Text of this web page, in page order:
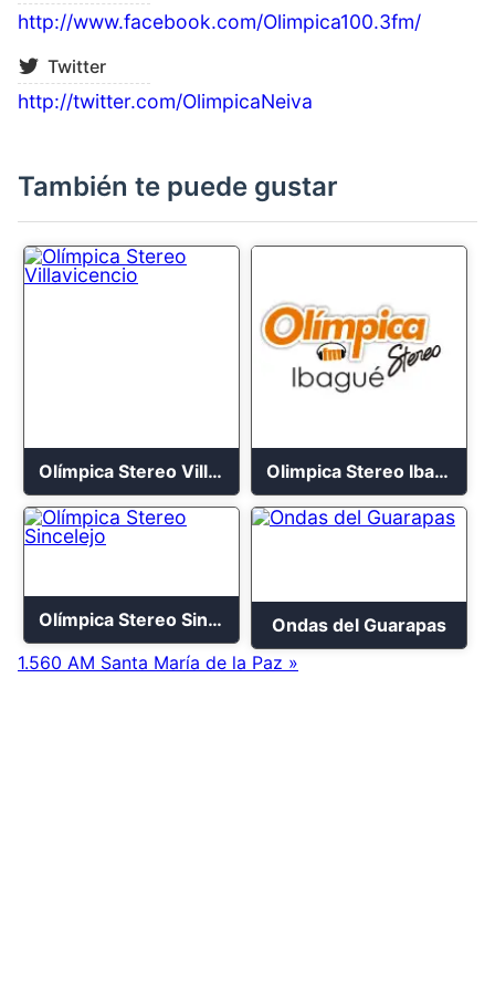
http://www.facebook.com/Olimpica100.3fm/
Twitter
http://twitter.com/OlimpicaNeiva
También te puede gustar
Olímpica Stereo Villavicencio Olimpica Stereo Ibagué 94.3 FM
Olímpica Stereo Sincelejo
Ondas del Guarapas
1.560 AM Santa María de la Paz »